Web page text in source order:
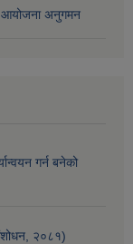
आयोजना अनुगमन
गर्न बनेको
२०८१)